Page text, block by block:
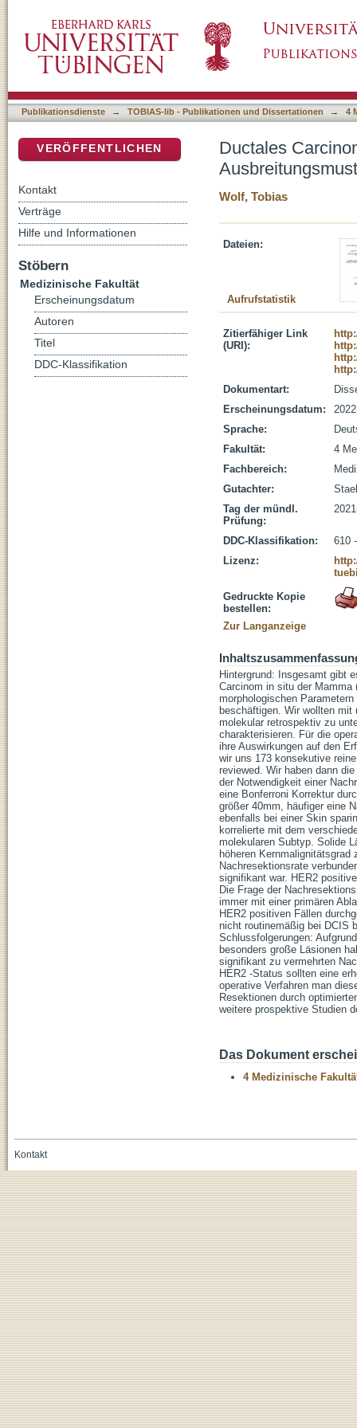
Resektionsstrategie
Publikationsdienste → TOBIAS-lib - Publikationen und Dissertationen → 4
Ductales
Wolf, Tobias
Dateien:
Aufrufstatistik
Zitierfähiger Link
(URI):
Dokumentart:
Erscheinungsdatum:
Sprache:
Fakultät:
4
Fachbereich:
Gutachter:
Tag der mündl.
Prüfung:
DDC-Klassifikation:
610
Lizenz:
Gedruckte Kopie
bestellen:
Zur Langanzeige
Hintergrund: Insgesamt gibt
Carcinom in situ der
morphologischen
beschäftigen. Wir wollten mit
molekular retrospektiv zu
charakterisieren. Für die
ihre Auswirkungen auf den
wir uns 173 konsekutive
reviewed. Wir haben dann
der Notwendigkeit einer
eine Bonferroni Korrektur
größer 40mm, häufiger eine
ebenfalls bei einer Skin
korrelierte mit dem
molekularen Subtyp. Solide
höheren
Nachresektionsrate
signifikant war. HER2
Die Frage der
immer mit einer primären
HER2 positiven Fällen
nicht routinemäßig bei DCIS
Schlussfolgerungen:
besonders große Läsionen
signifikant zu vermehrten
HER2 -Status sollten eine
operative Verfahren man
Resektionen durch
weitere prospektive Studien
Das Dokument
4 Medizinische
VERÖFFENTLICHEN
Kontakt
Verträge
Hilfe und Informationen
Stöbern
Medizinische Fakultät
Erscheinungsdatum
Autoren
Titel
DDC-Klassifikation
Kontakt